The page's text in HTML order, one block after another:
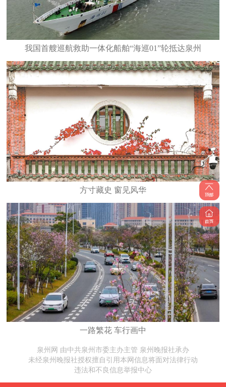
我国首艘巡航救助一体化船舶“海巡01”轮抵达泉州
方寸藏史 窗见风华
一路繁花 车行画中
泉州网 由中共泉州市委主办主管 泉州晚报社承办
未经泉州晚报社授权擅自引用本网信息将面对法律行动
违法和不良信息举报中心